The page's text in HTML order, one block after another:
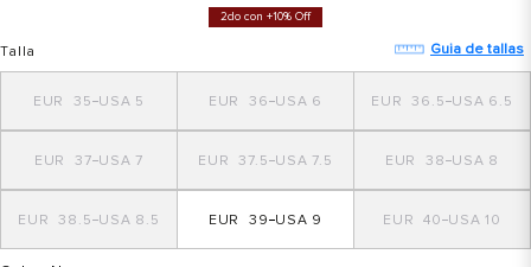
2do con +10% Off
Talla Guia de tallas
5
35 6
36 6.5
36.5
7
37 7.5
37.5 8
38
8.5
38.5 9
39 10
40